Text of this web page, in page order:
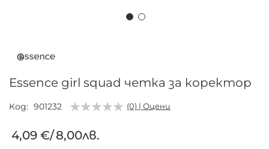
началото
галерия
със
Essence girl squad четка за коректор
Код 901232 (0) | Оцени
4,09 €/8,00лв.